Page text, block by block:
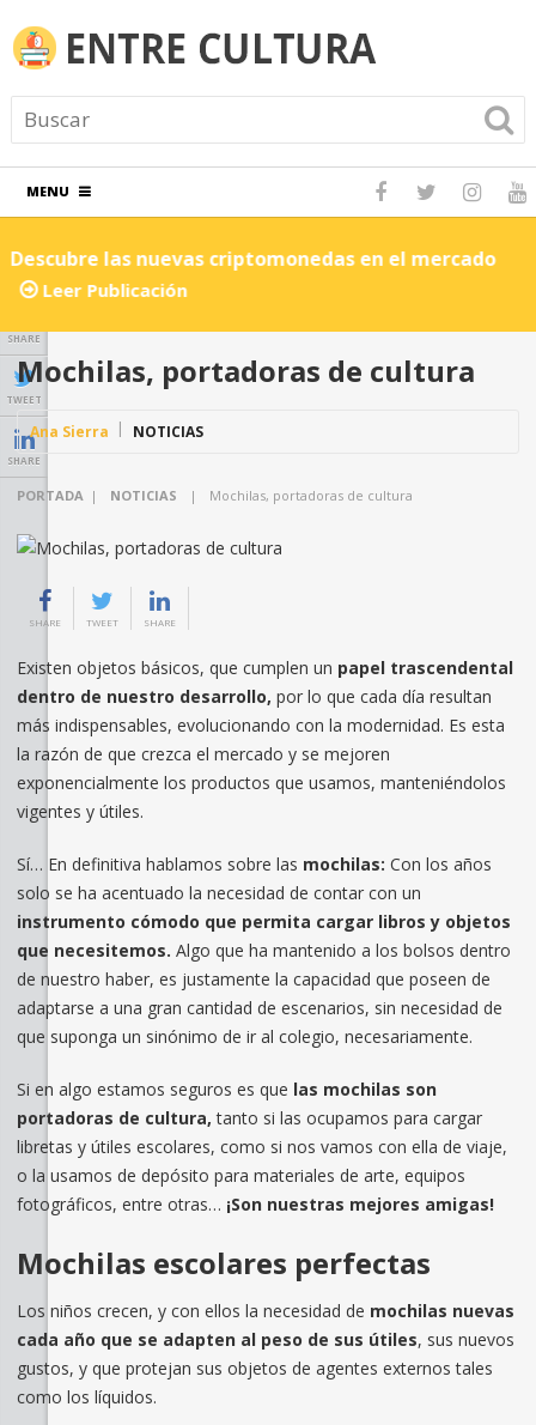
MENU
Descubre las nuevas criptomonedas en el mercado
Leer Publicación
SHARE
TWEET
SHARE
Mochilas, portadoras de cultura
Ana Sierra NOTICIAS
PORTADA | NOTICIAS | Mochilas, portadoras de cultura
SHARE TWEET SHARE
Existen objetos básicos, que cumplen un papel trascendental
dentro de nuestro desarrollo, por lo que cada día resultan
más indispensables, evolucionando con la modernidad. Es esta
la razón de que crezca el mercado y se mejoren
exponencialmente los productos que usamos, manteniéndolos
vigentes y útiles.
Sí… En definitiva hablamos sobre las mochilas: Con los años
solo se ha acentuado la necesidad de contar con un
instrumento cómodo que permita cargar libros y objetos
que necesitemos. Algo que ha mantenido a los bolsos dentro
de nuestro haber, es justamente la capacidad que poseen de
adaptarse a una gran cantidad de escenarios, sin necesidad de
que suponga un sinónimo de ir al colegio, necesariamente.
Si en algo estamos seguros es que las mochilas son
portadoras de cultura, tanto si las ocupamos para cargar
libretas y útiles escolares, como si nos vamos con ella de viaje,
o la usamos de depósito para materiales de arte, equipos
fotográficos, entre otras… ¡Son nuestras mejores amigas!
Mochilas escolares perfectas
Los niños crecen, y con ellos la necesidad de mochilas nuevas
cada año que se adapten al peso de sus útiles, sus nuevos
gustos, y que protejan sus objetos de agentes externos tales
como los líquidos.